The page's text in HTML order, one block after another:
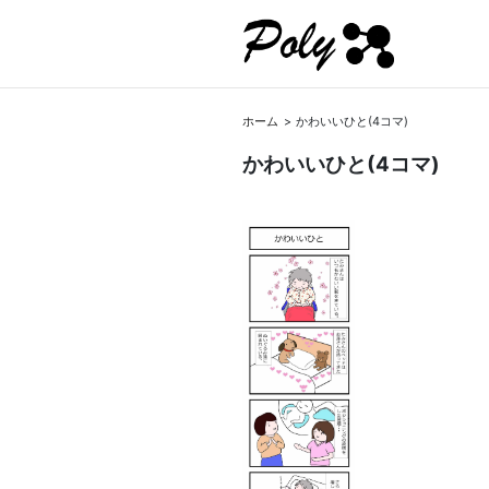
ホーム かわいいひと(4コマ)
かわいいひと(4コマ)